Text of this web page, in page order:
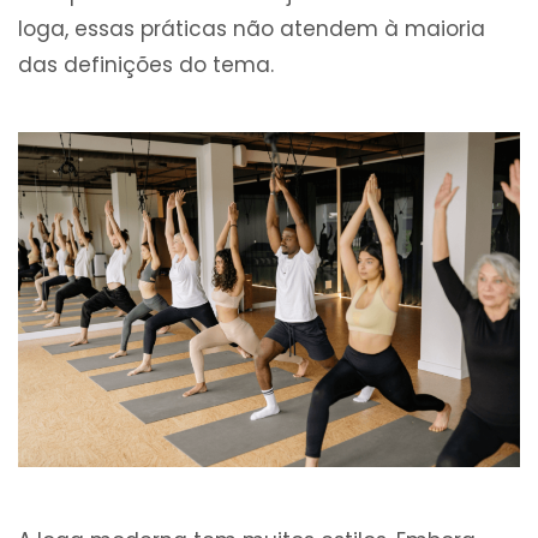
Ioga, essas práticas não atendem à maioria
das definições do tema.